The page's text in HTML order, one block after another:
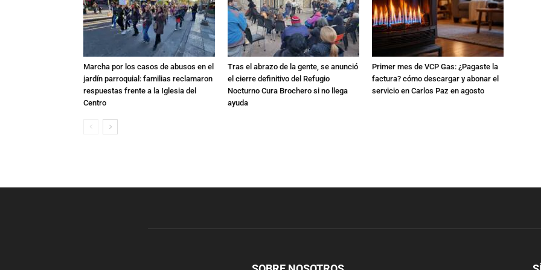
Marcha por los casos de abusos en el
jardín parroquial: familias reclamaron
respuestas frente a la Iglesia del
Centro
Tras el abrazo de la gente, se anunció
el cierre definitivo del Refugio
Nocturno Cura Brochero si no llega
ayuda
Primer mes de VCP Gas: ¿Pagaste la
factura? cómo descargar y abonar el
servicio en Carlos Paz en agosto